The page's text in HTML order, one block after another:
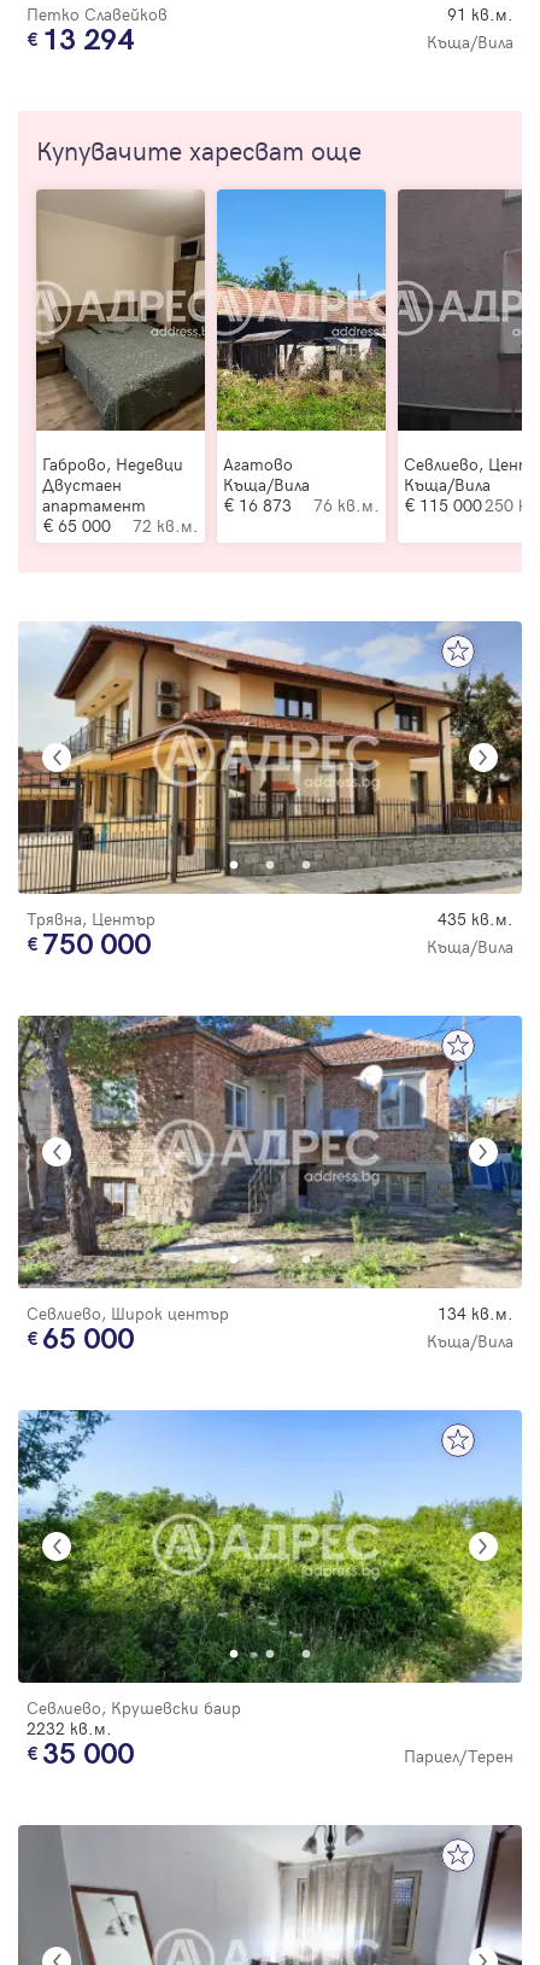
Петко Славейков 91 кв.м.
13 294 Къща/Вила
Купувачите харесват още
Габрово, Недевци
Двустаен
апартамент
65 000
72 кв.м.
Агатово
Къща/Вила
16 873
76 кв.м.
Севлиево,
Къща/Вила
115 000250
Трявна, Център 435 кв.м.
750 000 Къща/Вила
Севлиево, Широк център 134 кв.м.
65 000 Къща/Вила
Севлиево, Крушевски баир
2232 кв.м.
35 000 Парцел/Терен